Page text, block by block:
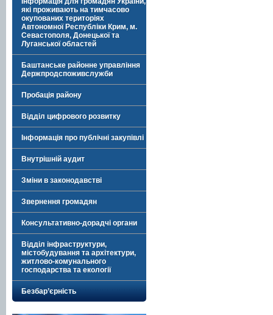
які проживають на тимчасово
окупованих територіях
Автономної Республіки Крим, м.
Севастополя, Донецької та
Луганської областей
Баштанське районне управління
Держпродспоживслужби
Пробація району
Відділ цифрового розвитку
Інформація про публічні закупівлі
Внутрішній аудит
Зміни в законодавстві
Звернення громадян
Консультативно-дорадчі органи
Відділ інфраструктури,
містобудування та архітектури,
житлово-комунального
господарства та екології
Безбар’єрність